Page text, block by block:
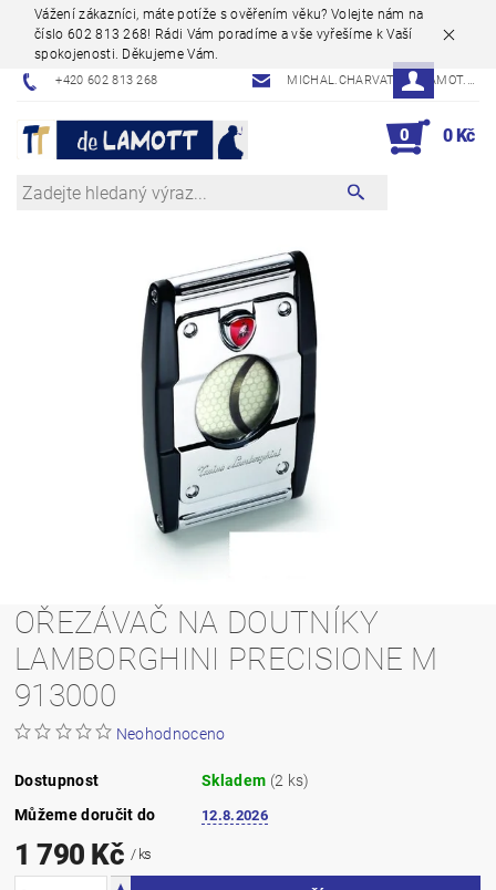
Vážení zákazníci, máte potíže s ověřením věku? Volejte nám na
číslo 602 813 268! Rádi Vám poradíme a vše vyřešíme k Vaší
spokojenosti. Děkujeme Vám.
+420 602 813 268 MICHAL.CHARVAT@DELAMOT.CZ
0 0 Kč
OŘEZÁVAČ NA DOUTNÍKY
LAMBORGHINI PRECISIONE M
913000
Neohodnoceno
Dostupnost Skladem (2 ks)
Můžeme doručit do
12.8.2026
1 790 Kč / ks